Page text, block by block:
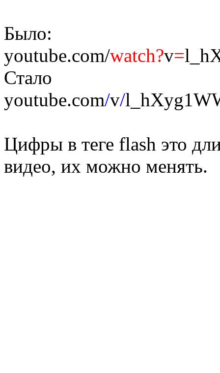
Было:
youtube.com/watch?v=
Стало
youtube.com/v/
Цифры в теге flash это
видео, их можно менять.